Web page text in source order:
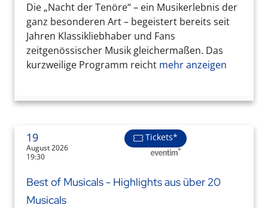
Die „Nacht der Tenöre“ – ein Musikerlebnis der
ganz besonderen Art – begeistert bereits seit
Jahren Klassikliebhaber und Fans
zeitgenössischer Musik gleichermaßen. Das
kurzweilige Programm reicht mehr anzeigen
19
August 2026
19:30
Tickets*
Best of Musicals - Highlights aus über 20
Musicals